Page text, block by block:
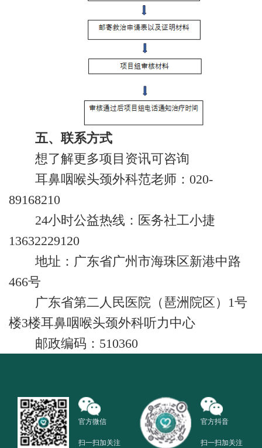
五、联系方式
想了解更多项目资讯可咨询
耳鼻咽喉头颈外科范老师：020-
89168210
24小时公益热线：医务社工小捷
13632229120
地址：广东省广州市海珠区新港中路
466号
广东省第二人民医院（琶洲院区）1号
楼3楼耳鼻咽喉头颈外科听力中心
邮政编码：510360
官方微信
扫一扫加关注
官方抖音
扫一扫加关注